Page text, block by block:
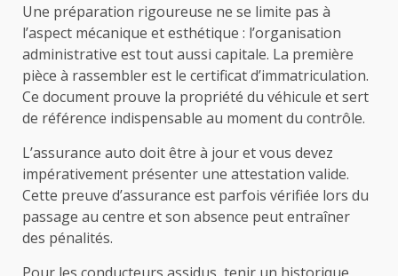
Une préparation rigoureuse ne se limite pas à
l’aspect mécanique et esthétique : l’organisation
administrative est tout aussi capitale. La première
pièce à rassembler est le certificat d’immatriculation.
Ce document prouve la propriété du véhicule et sert
de référence indispensable au moment du contrôle.
L’assurance auto doit être à jour et vous devez
impérativement présenter une attestation valide.
Cette preuve d’assurance est parfois vérifiée lors du
passage au centre et son absence peut entraîner
des pénalités.
Pour les conducteurs assidus, tenir un historique